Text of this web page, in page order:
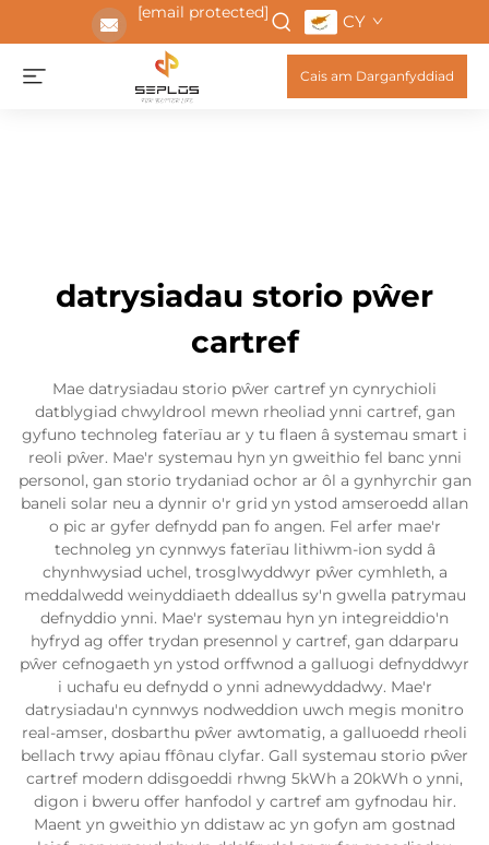
[email protected] CY
Cais am Darganfyddiad
datrysiadau storio pŵer
cartref
Mae datrysiadau storio pŵer cartref yn cynrychioli
datblygiad chwyldrool mewn rheoliad ynni cartref, gan
gyfuno technoleg faterïau ar y tu flaen â systemau smart i
reoli pŵer. Mae'r systemau hyn yn gweithio fel banc ynni
personol, gan storio trydaniad ochor ar ôl a gynhyrchir gan
baneli solar neu a dynnir o'r grid yn ystod amseroedd allan
o pic ar gyfer defnydd pan fo angen. Fel arfer mae'r
technoleg yn cynnwys faterïau lithiwm-ion sydd â
chynhwysiad uchel, trosglwyddwyr pŵer cymhleth, a
meddalwedd weinyddiaeth ddeallus sy'n gwella patrymau
defnyddio ynni. Mae'r systemau hyn yn integreiddio'n
hyfryd ag offer trydan presennol y cartref, gan ddarparu
pŵer cefnogaeth yn ystod orffwnod a galluogi defnyddwyr
i uchafu eu defnydd o ynni adnewyddadwy. Mae'r
datrysiadau'n cynnwys nodweddion uwch megis monitro
real-amser, dosbarthu pŵer awtomatig, a galluoedd rheoli
bellach trwy apiau ffônau clyfar. Gall systemau storio pŵer
cartref modern ddisgoeddi rhwng 5kWh a 20kWh o ynni,
digon i bweru offer hanfodol y cartref am gyfnodau hir.
Maent yn gweithio yn ddistaw ac yn gofyn am gostnad